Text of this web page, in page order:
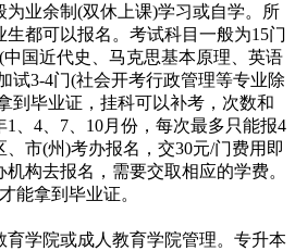
为业余制(双休上课)学习或自学。所
都可以报名。考试科目一般为15门
国近代史、马克思基本原理、英语
试3-4门(社会开考行政管理等专业除
到毕业证，挂科可以补考，次数和
、4、7、10月份，每次最多只能报4
市(州)考办报名，交30元/门费用即
构去报名，需要交取相应的学费。
能拿到毕业证。
育学院或成人教育学院管理。专升本